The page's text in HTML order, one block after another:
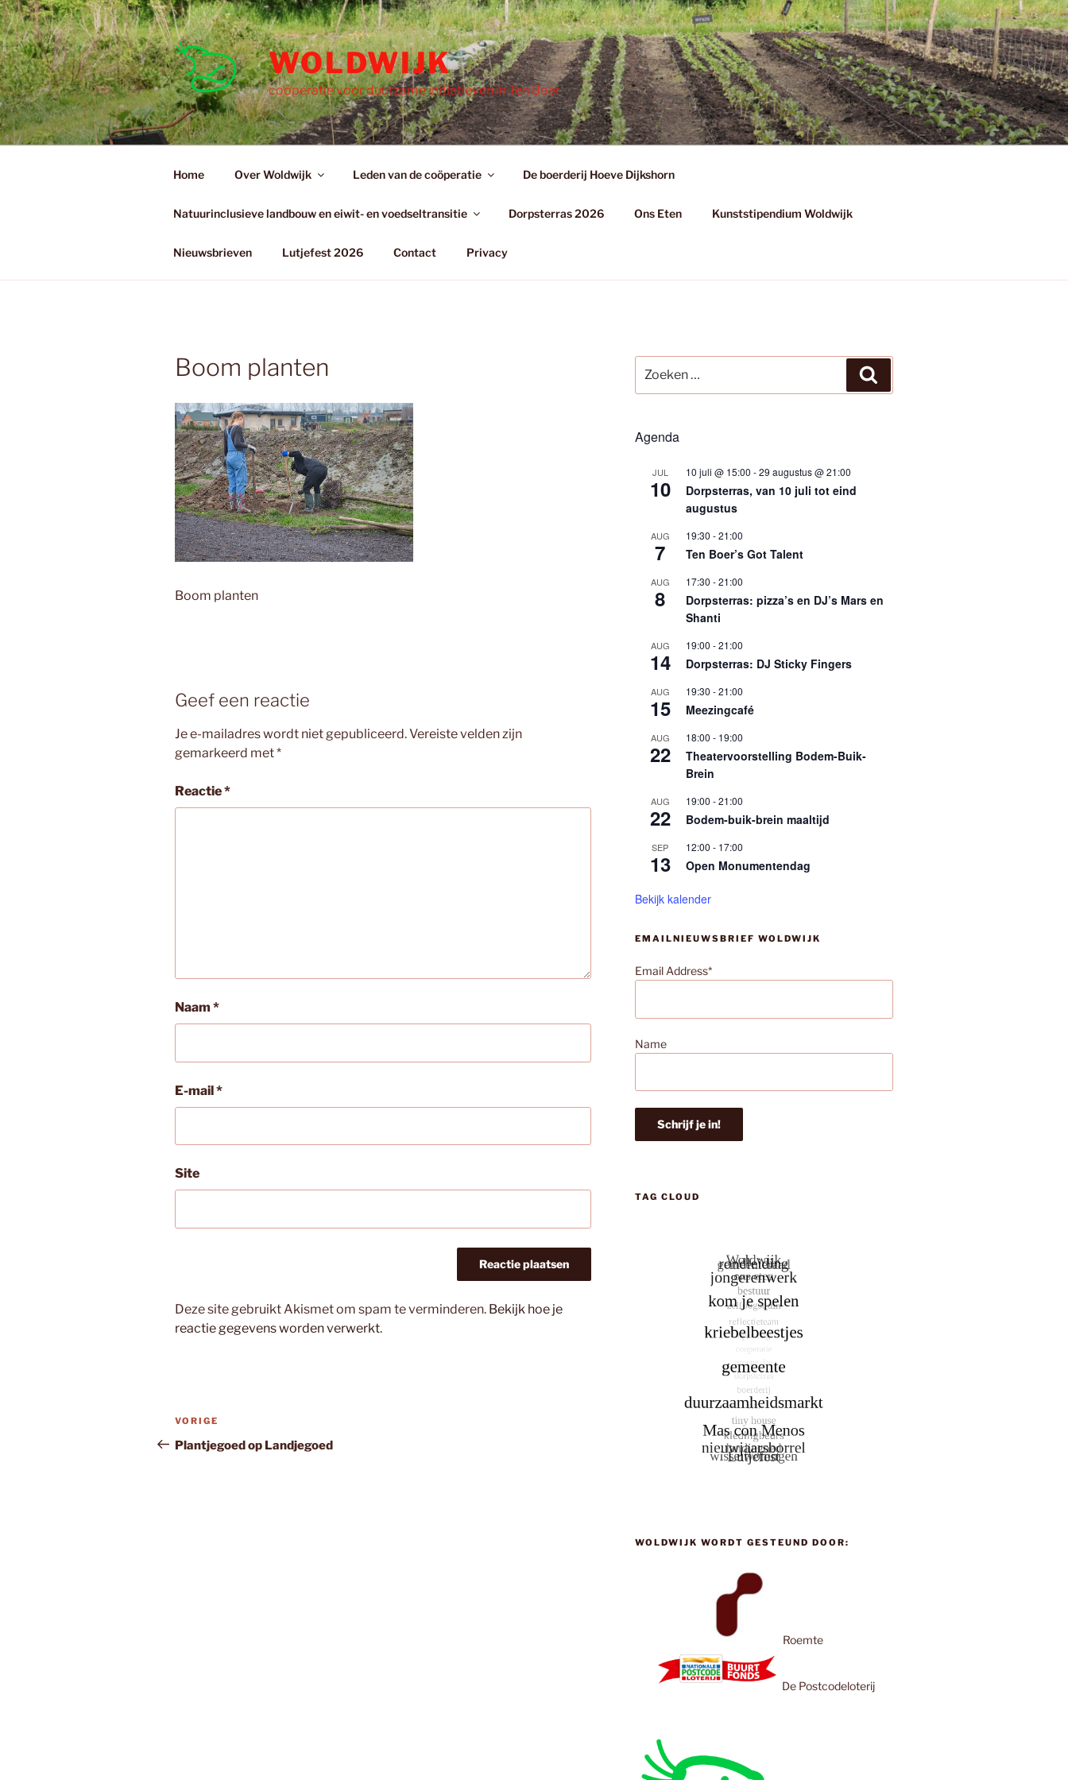
Ga
naar
de
inhoud
WOLDWIJK
coöperatie voor duurzame initiatieven in Ten Boer
Home Over Woldwijk Leden van de coöperatie De boerderij Hoeve Dijkshorn
Natuurinclusieve landbouw en eiwit- en voedseltransitie Dorpsterras 2026 Ons Eten Kunststipendium Woldwijk
Nieuwsbrieven Lutjefest 2026 Contact Privacy
Boom planten
Boom planten
Geef een reactie
Je e-mailadres wordt niet gepubliceerd.Vereiste velden zijn
gemarkeerd met*
Reactie*
Naam *
E-mail*
Site
Deze site gebruikt Akismet om spam te verminderen. Bekijk hoe je
reactie gegevens worden verwerkt.
Bericht
navigatie
Vorig
bericht
VORIGE
Plantjegoed op Landjegoed
naar:
Agenda
JUL
10
10 juli @ 15:00 -29 augustus @ 21:00
Dorpsterras, van 10 juli tot eind
augustus
AUG
7
19:30 -21:00
Ten Boer’s Got Talent
AUG
8
17:30 -21:00
Dorpsterras: pizza’s en DJ’s Mars en
Shanti
AUG
14
19:00 -21:00
Dorpsterras: DJ Sticky Fingers
AUG
15
19:30 -21:00
Meezingcafé
AUG
22
18:00 - 19:00
Theatervoorstelling Bodem-Buik-
Brein
AUG
22
19:00 -21:00
Bodem-buik-brein maaltijd
SEP
13
12:00 - 17:00
Open Monumentendag
Bekijk kalender
EMAILNIEUWSBRIEF WOLDWIJK
Email Address*
Name
TAG CLOUD
WOLDWIJK WORDT GESTEUND DOOR:
Roemte
De Postcodeloterij